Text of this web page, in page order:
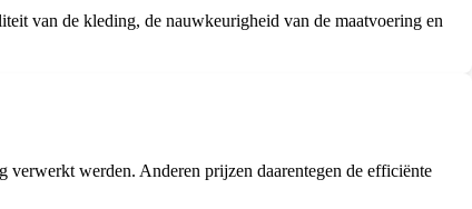
van de kleding, de nauwkeurigheid van de maatvoering en
verwerkt werden. Anderen prijzen daarentegen de efficiënte